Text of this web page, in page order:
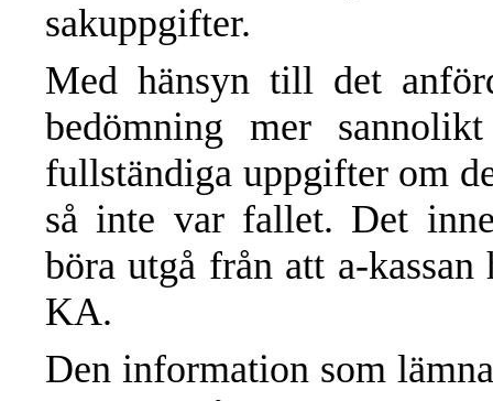
sakuppgifter.
Med hänsyn till det
bedömning mer
fullständiga uppgifter om
så inte var fallet. Det
böra utgå från att a-
KA.
Den information som